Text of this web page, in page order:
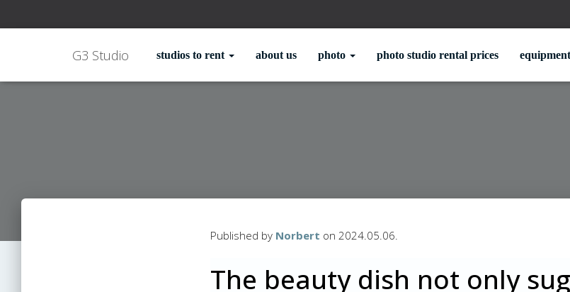
G3 Studio studios to rent about us photo photo studio rental prices
Published by Norbert on 2024.05.06.
The beauty dish not only